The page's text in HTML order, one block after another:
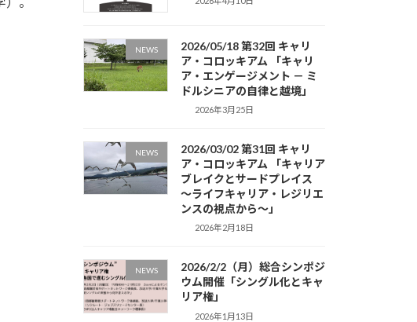
NEWS
2026/05/18 第32回 キャリ
ア・コロッキアム 「キャリ
ア・エンゲージメント － ミ
ドルシニアの自律と越境」
2026年3月25日
NEWS
2026/03/02 第31回 キャリ
ア・コロッキアム 「キャリア
ブレイクとサードプレイス
～ライフキャリア・レジリエ
ンスの視点から～」
2026年2月18日
NEWS
2026/2/2（月）総合シンポジ
ウム開催「シングル化とキャ
リア権」
2026年1月13日